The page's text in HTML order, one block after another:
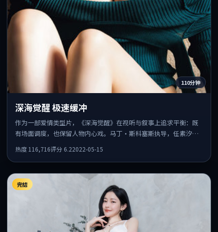
110分钟
深海觉醒 极速缓冲
作为一部爱情类型片，《深海觉醒》在视听与叙事上追求平衡：既
有场面调度，也保留人物内心戏。马丁·斯科塞斯执导，任素汐、
热度 116,716评分 6.22022-05-15
完结